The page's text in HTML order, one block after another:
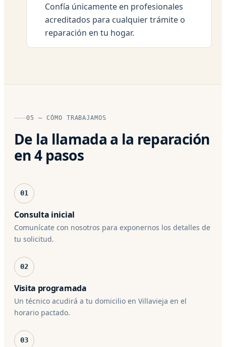
Confía únicamente en profesionales
acreditados para cualquier trámite o
reparación en tu hogar.
05 — CÓMO TRABAJAMOS
De la llamada a la reparación
en 4 pasos
01
Consulta inicial
Comunícate con nosotros para exponernos los detalles de
tu solicitud.
02
Visita programada
Un técnico acudirá a tu domicilio en Villavieja en el
horario pactado.
03